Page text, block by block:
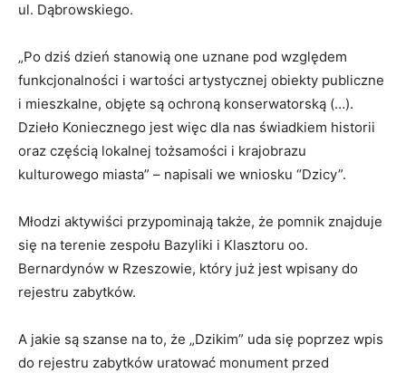
ul. Dąbrowskiego.
„Po dziś dzień stanowią one uznane pod względem
funkcjonalności i wartości artystycznej obiekty publiczne
i mieszkalne, objęte są ochroną konserwatorską (…).
Dzieło Koniecznego jest więc dla nas świadkiem historii
oraz częścią lokalnej tożsamości i krajobrazu
kulturowego miasta” – napisali we wniosku “Dzicy”.
Młodzi aktywiści przypominają także, że pomnik znajduje
się na terenie zespołu Bazyliki i Klasztoru oo.
Bernardynów w Rzeszowie, który już jest wpisany do
rejestru zabytków.
A jakie są szanse na to, że „Dzikim” uda się poprzez wpis
do rejestru zabytków uratować monument przed